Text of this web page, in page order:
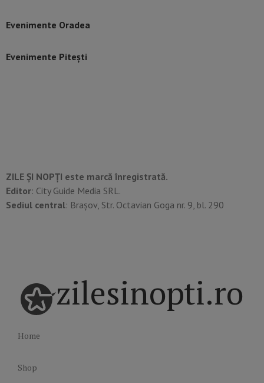
Evenimente Oradea
Evenimente Pitești
ZILE ȘI NOPȚI este marcă înregistrată.
Editor: City Guide Media SRL.
Sediul central: Brașov, Str. Octavian Goga nr. 9, bl. 290
zilesinopti.ro
Home
Shop